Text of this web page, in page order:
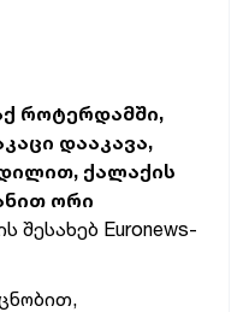
როტერდამში,
დააკავა,
ქალაქის
ორი
შესახებ Euronews-